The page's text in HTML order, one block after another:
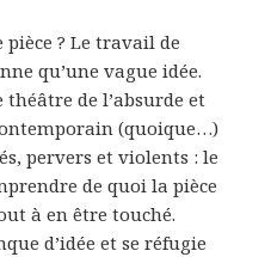
pièce ? Le travail de
qu’une vague idée.
de l’absurde et
(quoique…)
pervers et violents : le
de quoi la pièce
à en être touché.
d’idée et se réfugie